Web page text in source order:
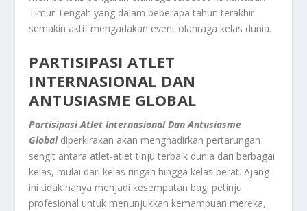
Timur Tengah yang dalam beberapa tahun terakhir
semakin aktif mengadakan event olahraga kelas dunia.
PARTISIPASI ATLET
INTERNASIONAL DAN
ANTUSIASME GLOBAL
Partisipasi Atlet Internasional Dan Antusiasme
Globaldiperkirakan akan menghadirkan pertarungan
sengit antara atlet-atlet tinju terbaik dunia dari berbagai
kelas, mulai dari kelas ringan hingga kelas berat. Ajang
ini tidak hanya menjadi kesempatan bagi petinju
profesional untuk menunjukkan kemampuan mereka,